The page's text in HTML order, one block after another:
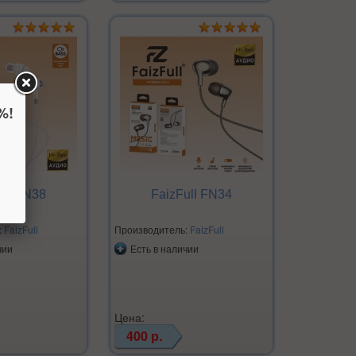
FN38
FaizFull
FaizFull FN34
Производитель: FaizFull
Есть в наличии
Цена:
400 р.